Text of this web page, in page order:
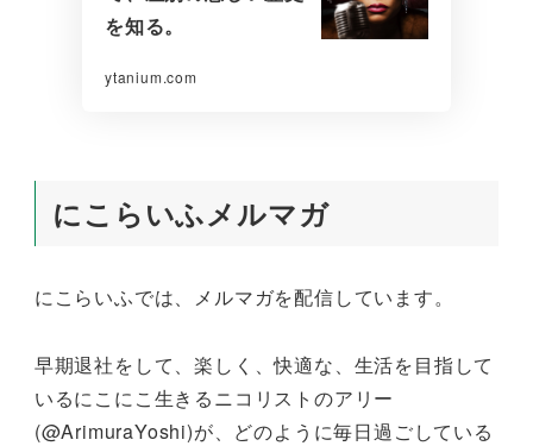
を知る。
ytanium.com
にこらいふメルマガ
にこらいふでは、メルマガを配信しています。
早期退社をして、楽しく、快適な、生活を目指して
いるにこにこ生きるニコリストのアリー
(@ArimuraYoshi)が、どのように毎日過ごしている